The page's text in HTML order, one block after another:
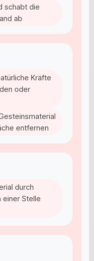
schabt die
ab
Kräfte
oder
entfernen
durch
einer Stelle